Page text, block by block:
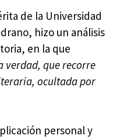
de la Universidad
hizo un análisis
en la que
verdad, que recorre
ocultada por
personal y